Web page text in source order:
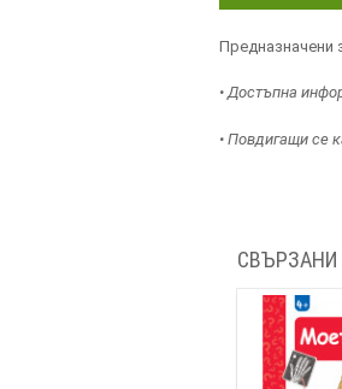
Предназначени
• Достъпна
• Повдигащи се